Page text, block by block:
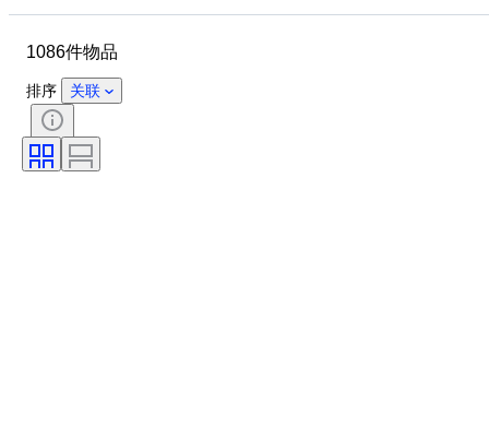
签名
Decor
创作者
1086件物品
排序 关联